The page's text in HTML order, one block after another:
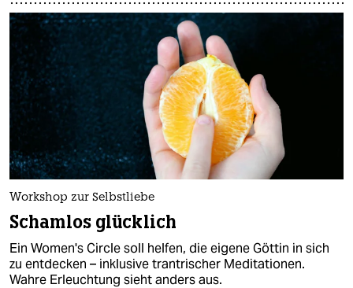
Workshop zur Selbstliebe
Schamlos glücklich
Ein Women's Circle soll helfen, die eigene Göttin in sich
zu entdecken – inklusive trantrischer Meditationen.
Wahre Erleuchtung sieht anders aus.